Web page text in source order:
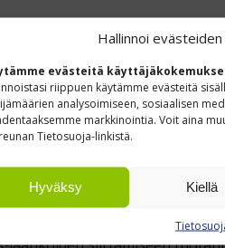
Hallinnoi
evästeitä
riippuen käytämme evästeitä
analysoimiseen, sosiaalisen
markkinointia. Voit aina
Tietosuoja-linkistä.
Hyväksy Kiellä
yhdellä silmäyksellä.